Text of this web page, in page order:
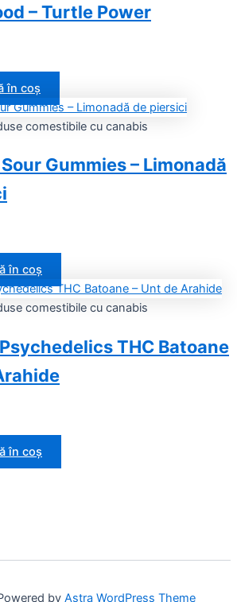
– Turtle Power
în coș
comestibile cu canabis
Gummies – Limonadă
în coș
comestibile cu canabis
THC Batoane
în coș
by Astra WordPress Theme